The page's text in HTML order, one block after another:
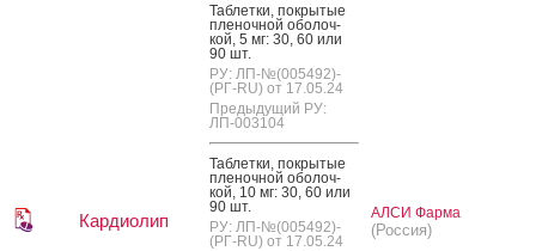
Кардиолип
Таб­летки, пок­ры­тые
пле­ноч­ной обо­лоч­
кой, 5 мг: 30, 60 или
90 шт.
РУ: ЛП-№(005492)-
(РГ-RU) от 17.05.24
Предыдущий РУ:
ЛП-003104
Таб­летки, пок­ры­тые
пле­ноч­ной обо­лоч­
кой, 10 мг: 30, 60 или
90 шт.
РУ: ЛП-№(005492)-
(РГ-RU) от 17.05.24
АЛСИ Фарма
(Россия)